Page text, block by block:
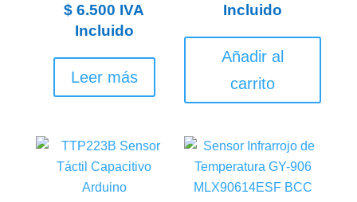
$ 6.500 IVA
Incluido
Leer más
Incluido
Añadir al
carrito